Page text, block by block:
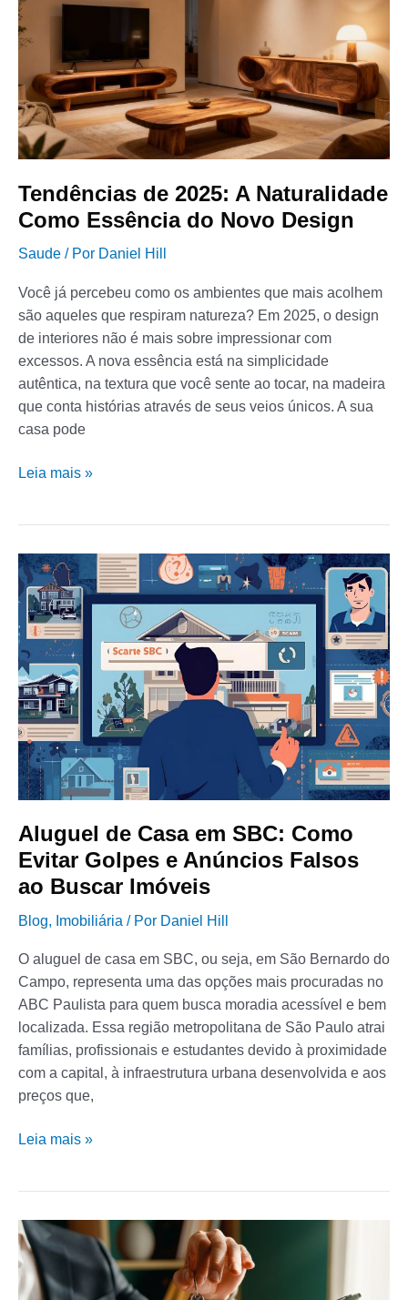
Tendências de 2025: A Naturalidade
Como Essência do Novo Design
Saude / Por Daniel Hill
Você já percebeu como os ambientes que mais acolhem
são aqueles que respiram natureza? Em 2025, o design
de interiores não é mais sobre impressionar com
excessos. A nova essência está na simplicidade
autêntica, na textura que você sente ao tocar, na madeira
que conta histórias através de seus veios únicos. A sua
casa pode
Naturalidade
Como
Essência
do
Novo
Design
Leia mais »
Aluguel de Casa em SBC: Como
Evitar Golpes e Anúncios Falsos
ao Buscar Imóveis
Blog, Imobiliária / Por Daniel Hill
O aluguel de casa em SBC, ou seja, em São Bernardo do
Campo, representa uma das opções mais procuradas no
ABC Paulista para quem busca moradia acessível e bem
localizada. Essa região metropolitana de São Paulo atrai
famílias, profissionais e estudantes devido à proximidade
com a capital, à infraestrutura urbana desenvolvida e aos
preços que,
Aluguel
de
Casa
em
SBC:
Como
Evitar
Golpes
e
Anúncios
Falsos
Buscar
Imóveis
Leia mais »
Apartamento
à
venda